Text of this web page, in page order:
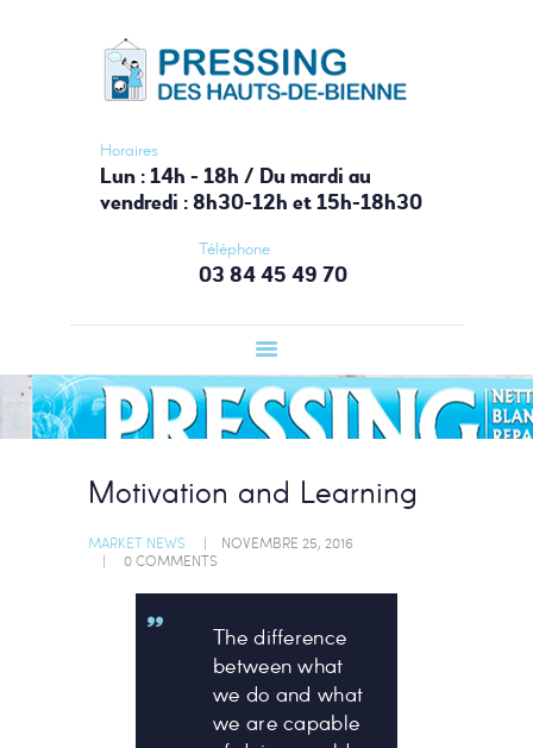
Horaires
Lun : 14h - 18h / Du mardi au
vendredi : 8h30-12h et 15h-18h30
Téléphone
03 84 45 49 70
PRESSING HAUTS-DE-BIENNE
Votre laverie du Haut-Jura
PRESSING
LAVERIE
AUTOMATIQUE
BOUTIQUE
CONTACT
Motivation and Learning
MARKET NEWS
NOVEMBRE 25, 2016
0COMMENTS
The difference
between what
we do and what
we are capable